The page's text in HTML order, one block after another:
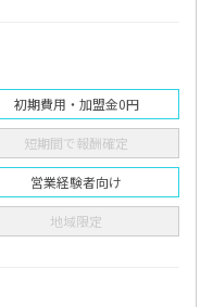
初期費用・加盟金0円
短期間で報酬確定
営業経験者向け
地域限定